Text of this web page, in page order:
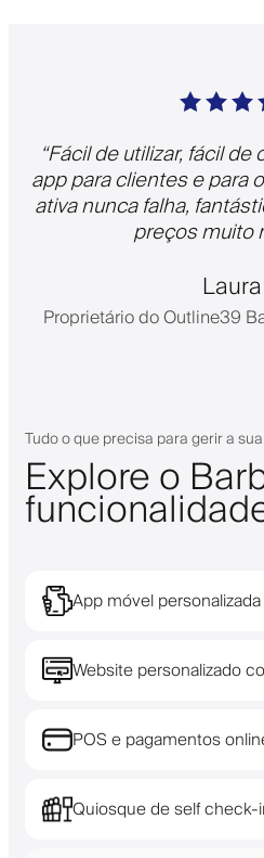
“Fácil de utilizar, fácil
app para clientes e para
ativa nunca falha,
preços muito
Laura
Proprietário do Outline39
Tudo o que precisa para gerir a
Explore o
App móvel
Website personalizado
POS e pagamentos
Quiosque de self check-